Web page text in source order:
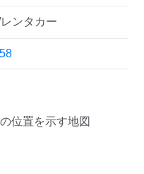
ンタカー